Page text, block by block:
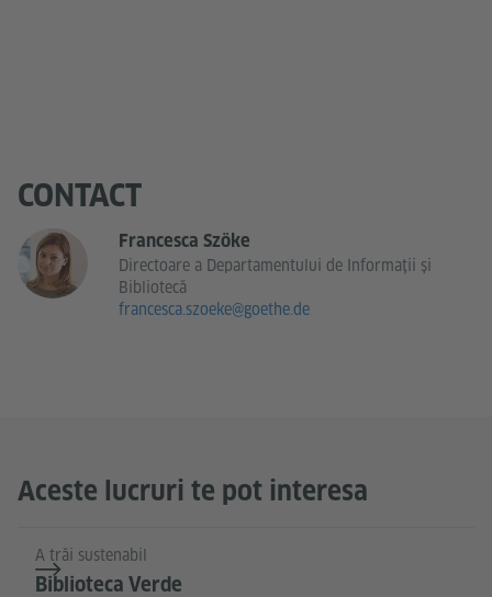
CONTACT
Francesca Szöke
Directoare a Departamentului de Informații și
Bibliotecă
francesca.szoeke@goethe.de
Aceste lucruri te pot interesa
A trăi sustenabil
Biblioteca Verde